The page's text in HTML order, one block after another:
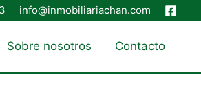
info@inmobiliariachan.com
Sobre nosotros Contacto